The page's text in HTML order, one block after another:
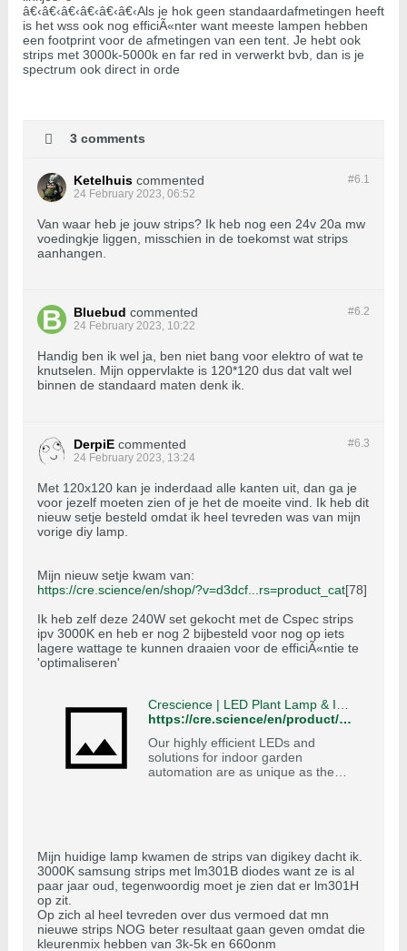
â€‹â€‹â€‹â€‹â€‹â€‹Als je hok geen standaardafmetingen heeft
is het wss ook nog efficiÃ«nter want meeste lampen hebben
een footprint voor de afmetingen van een tent. Je hebt ook
strips met 3000k-5000k en far red in verwerkt bvb, dan is je
spectrum ook direct in orde
3 comments
#6.1
Ketelhuis commented
24 February 2023, 06:52
Van waar heb je jouw strips? Ik heb nog een 24v 20a mw
voedingkje liggen, misschien in de toekomst wat strips
aanhangen.
#6.2
Bluebud commented
24 February 2023, 10:22
Handig ben ik wel ja, ben niet bang voor elektro of wat te
knutselen. Mijn oppervlakte is 120*120 dus dat valt wel
binnen de standaard maten denk ik.
#6.3
DerpiE commented
24 February 2023, 13:24
Met 120x120 kan je inderdaad alle kanten uit, dan ga je
voor jezelf moeten zien of je het de moeite vind. Ik heb dit
nieuw setje besteld omdat ik heel tevreden was van mijn
vorige diy lamp.
Mijn nieuw setje kwam van:
https://cre.science/en/shop/?v=d3dcf...rs=product_cat[78]
Ik heb zelf deze 240W set gekocht met de Cspec strips
ipv 3000K en heb er nog 2 bijbesteld voor nog op iets
lagere wattage te kunnen draaien voor de efficiÃ«ntie te
'optimaliseren'
https://cre.science/en/product/fluxstrip-bundle-240w/?v=d3dcf429c679
Our highly efficient LEDs and
solutions for indoor garden
automation are as unique as the
Mijn huidige lamp kwamen de strips van digikey dacht ik.
3000K samsung strips met lm301B diodes want ze is al
paar jaar oud, tegenwoordig moet je zien dat er lm301H
op zit.
Op zich al heel tevreden over dus vermoed dat mn
nieuwe strips NOG beter resultaat gaan geven omdat die
kleurenmix hebben van 3k-5k en 660onm